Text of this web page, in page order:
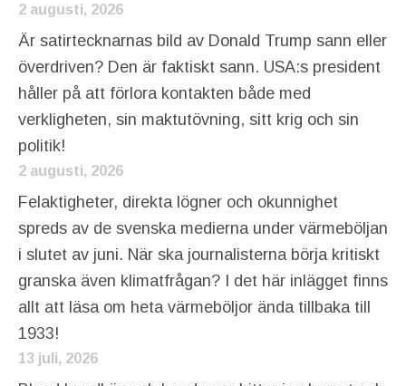
2 augusti, 2026
Är satirtecknarnas bild av Donald Trump sann eller
överdriven? Den är faktiskt sann. USA:s president
håller på att förlora kontakten både med
verkligheten, sin maktutövning, sitt krig och sin
politik!
2 augusti, 2026
Felaktigheter, direkta lögner och okunnighet
spreds av de svenska medierna under värmeböljan
i slutet av juni. När ska journalisterna börja kritiskt
granska även klimatfrågan? I det här inlägget finns
allt att läsa om heta värmeböljor ända tillbaka till
1933!
13 juli, 2026